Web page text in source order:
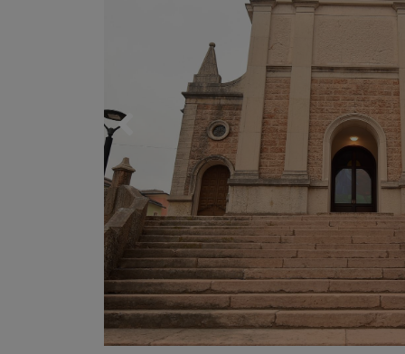
Mari, monti, laghi e città d'arte
Esplora il Veneto
LA PRIMA REGIONE TURISTICA IN
ITALIA
Lessinia
A
Lo sci